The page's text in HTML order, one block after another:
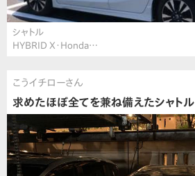
シャトル
HYBRID X・Honda…
こうイチローさん
求めたほぼ全てを兼ね備えたシャトル